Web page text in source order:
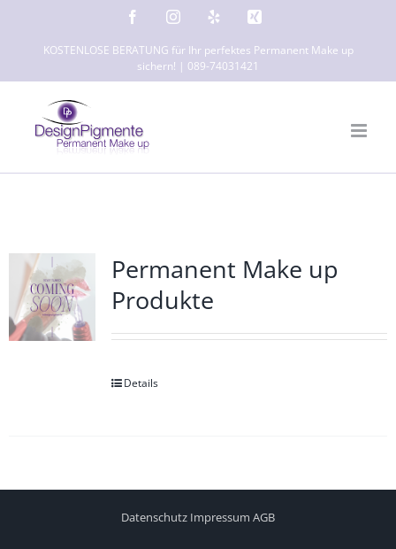
FacebookInstagram
KOSTENLOSE BERATUNG für Ihr perfektes Permanent Make up
sichern! | 089-74031421
Permanent Make up
Produkte
Details
Datenschutz Impressum AGB